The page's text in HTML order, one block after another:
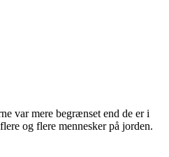
var mere begrænset end de er i
og flere mennesker på jorden.